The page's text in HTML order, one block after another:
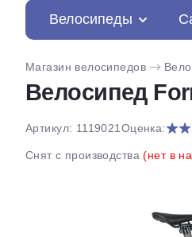
Велосипеды
Магазин велосипедов
Велосипед
Артикул: 1119021 Оценка:
Снят с производства(нет в